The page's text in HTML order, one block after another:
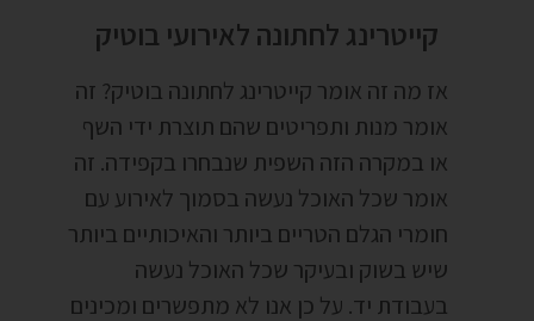
קייטרינג לחתונה לאירועי בוטיק
אז מה זה אומר קייטרינג לחתונה בוטיק? זה
אומר מנות ותפריטים שהם תוצרת ידי השף
או במקרה הזה השפית שנבחרו בקפידה. זה
אומר שכל האוכל נעשה בסמוך לאירוע עם
חומרי הגלם הטריים ביותר והאיכותיים ביותר
שיש בשוק ובעיקר שכל האוכל נעשה
בעבודת יד. על כן אנו לא מתפשרים ומכינים